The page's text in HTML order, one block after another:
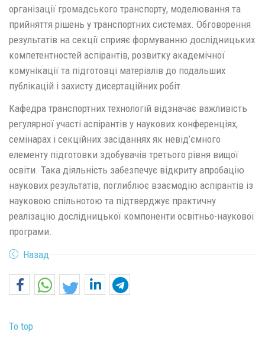
організації громадського транспорту, моделювання та
прийняття рішень у транспортних системах. Обговорення
результатів на секції сприяє формуванню дослідницьких
компетентностей аспірантів, розвитку академічної
комунікації та підготовці матеріалів до подальших
публікацій і захисту дисертаційних робіт.
Кафедра транспортних технологій відзначає важливість
регулярної участі аспірантів у наукових конференціях,
семінарах і секційних засіданнях як невід’ємного
елементу підготовки здобувачів третього рівня вищої
освіти. Така діяльність забезпечує відкриту апробацію
наукових результатів, поглиблює взаємодію аспірантів із
науковою спільнотою та підтверджує практичну
реалізацію дослідницької компоненти освітньо-наукової
програми.
Назад
To top